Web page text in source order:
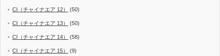
CI（チャイナエア 12） (50)
CI（チャイナエア 13） (50)
CI（チャイナエア 14） (58)
CI（チャイナエア 15） (9)